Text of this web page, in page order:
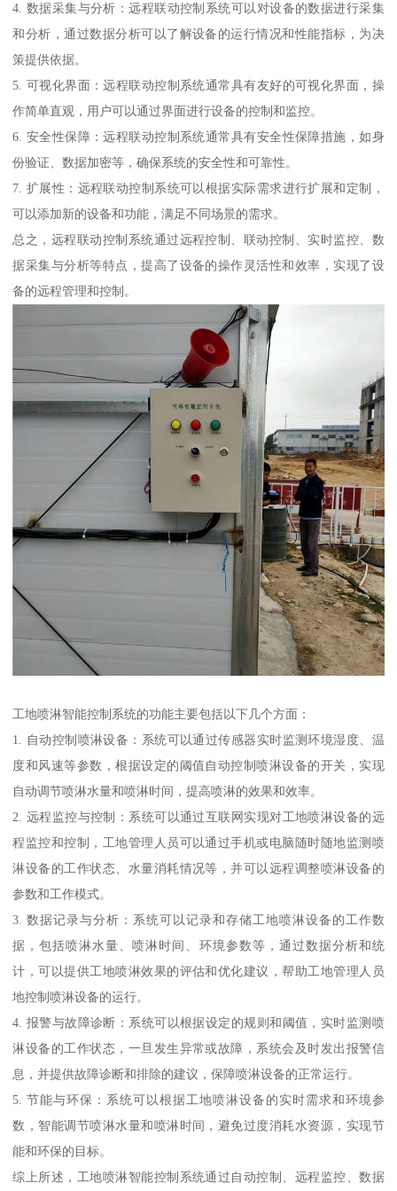
4. 数据采集与分析：远程联动控制系统可以对设备的数据进行采集
和分析，通过数据分析可以了解设备的运行情况和性能指标，为决
策提供依据。
5. 可视化界面：远程联动控制系统通常具有友好的可视化界面，操
作简单直观，用户可以通过界面进行设备的控制和监控。
6. 安全性保障：远程联动控制系统通常具有安全性保障措施，如身
份验证、数据加密等，确保系统的安全性和可靠性。
7. 扩展性：远程联动控制系统可以根据实际需求进行扩展和定制，
可以添加新的设备和功能，满足不同场景的需求。
总之，远程联动控制系统通过远程控制、联动控制、实时监控、数
据采集与分析等特点，提高了设备的操作灵活性和效率，实现了设
备的远程管理和控制。
工地喷淋智能控制系统的功能主要包括以下几个方面：
1. 自动控制喷淋设备：系统可以通过传感器实时监测环境湿度、温
度和风速等参数，根据设定的阈值自动控制喷淋设备的开关，实现
自动调节喷淋水量和喷淋时间，提高喷淋的效果和效率。
2. 远程监控与控制：系统可以通过互联网实现对工地喷淋设备的远
程监控和控制，工地管理人员可以通过手机或电脑随时随地监测喷
淋设备的工作状态、水量消耗情况等，并可以远程调整喷淋设备的
参数和工作模式。
3. 数据记录与分析：系统可以记录和存储工地喷淋设备的工作数
据，包括喷淋水量、喷淋时间、环境参数等，通过数据分析和统
计，可以提供工地喷淋效果的评估和优化建议，帮助工地管理人员
地控制喷淋设备的运行。
4. 报警与故障诊断：系统可以根据设定的规则和阈值，实时监测喷
淋设备的工作状态，一旦发生异常或故障，系统会及时发出报警信
息，并提供故障诊断和排除的建议，保障喷淋设备的正常运行。
5. 节能与环保：系统可以根据工地喷淋设备的实时需求和环境参
数，智能调节喷淋水量和喷淋时间，避免过度消耗水资源，实现节
能和环保的目标。
综上所述，工地喷淋智能控制系统通过自动控制、远程监控、数据